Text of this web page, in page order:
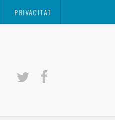
PRIVACITAT